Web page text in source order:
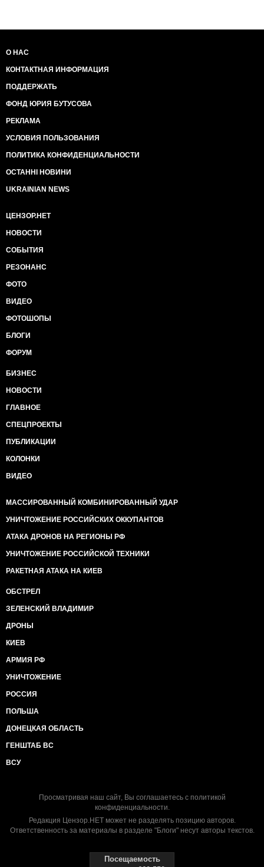
О НАС
КОНТАКТНАЯ ИНФОРМАЦИЯ
ПОДДЕРЖАТЬ
ФОНД ЮРИЯ БУТУСОВА
РЕКЛАМА
УСЛОВИЯ ПОЛЬЗОВАНИЯ
ПОЛИТИКА КОНФИДЕНЦИАЛЬНОСТИ
ОСТАННІ НОВИНИ
UKRAINIAN NEWS
ЦЕНЗОР.НЕТ
НОВОСТИ
СОБЫТИЯ
РЕЗОНАНС
ФОТО
ВИДЕО
ФОТОШОПЫ
БЛОГИ
ФОРУМ
БИЗНЕС
НОВОСТИ
ГЛАВНОЕ
СПЕЦПРОЕКТЫ
ПУБЛИКАЦИИ
КОЛОНКИ
ВИДЕО
МАССИРОВАННЫЙ КОМБИНИРОВАННЫЙ УДАР
УНИЧТОЖЕНИЕ РОССИЙСКИХ ОККУПАНТОВ
АТАКА ДРОНОВ НА РЕГИОНЫ РФ
УНИЧТОЖЕНИЕ РОССИЙСКОЙ ТЕХНИКИ
РАКЕТНАЯ АТАКА НА КИЕВ
ОБСТРЕЛ
ЗЕЛЕНСКИЙ ВЛАДИМИР
ДРОНЫ
КИЕВ
АРМИЯ РФ
УНИЧТОЖЕНИЕ
РОССИЯ
ПОЛЬША
ДОНЕЦКАЯ ОБЛАСТЬ
ГЕНШТАБ ВС
ВСУ
Просматривая наш сайт, Вы соглашаетесь с политикой
конфиденциальности.
Редакция Цензор.НЕТ может не разделять позицию авторов.
Ответственность за материалы в разделе "Блоги" несут авторы текстов.
Посещаемость